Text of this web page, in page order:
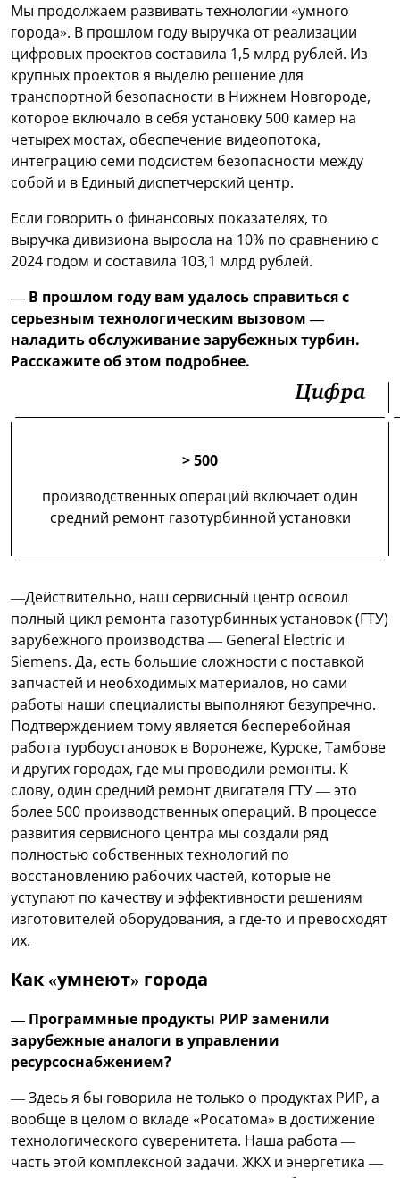
Мы продолжаем развивать технологии «умного
города». В прошлом году выручка от реализации
цифровых проектов составила 1,5 млрд рублей. Из
крупных проектов я выделю решение для
транспортной безопасности в Нижнем Новгороде,
которое включало в себя установку 500 камер на
четырех мостах, обеспечение видеопотока,
интеграцию семи подсистем безопасности между
собой и в Единый диспетчерский центр.
Если говорить о финансовых показателях, то
выручка дивизиона выросла на 10% по сравнению с
2024 годом и составила 103,1 млрд рублей.
— В прошлом году вам удалось справиться с
серьезным технологическим вызовом —
наладить обслуживание зарубежных турбин.
Расскажите об этом подробнее.
> 500
производственных операций включает один
средний ремонт газотурбинной установки
Цифра
—Действительно, наш сервисный центр освоил
полный цикл ремонта газотурбинных установок (ГТУ)
зарубежного производства — General Electric и
Siemens. Да, есть большие сложности с поставкой
запчастей и необходимых материалов, но сами
работы наши специалисты выполняют безупречно.
Подтверждением тому является бесперебойная
работа турбоустановок в Воронеже, Курске, Тамбове
и других городах, где мы проводили ремонты. К
слову, один средний ремонт двигателя ГТУ — это
более 500 производственных операций. В процессе
развития сервисного центра мы создали ряд
полностью собственных технологий по
восстановлению рабочих частей, которые не
уступают по качеству и эффективности решениям
изготовителей оборудования, а где-то и превосходят
их.
Как «умнеют» города
— Программные продукты РИР заменили
зарубежные аналоги в управлении
ресурсоснабжением?
— Здесь я бы говорила не только о продуктах РИР, а
вообще в целом о вкладе «Росатома» в достижение
технологического суверенитета. Наша работа —
часть этой комплексной задачи. ЖКХ и энергетика —